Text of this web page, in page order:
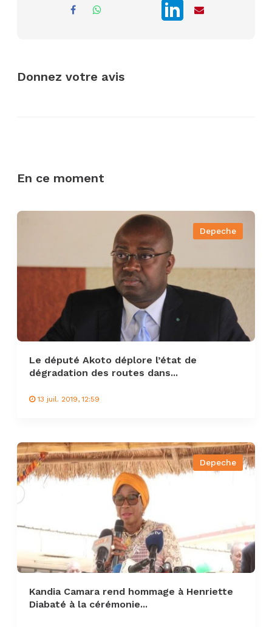
Donnez votre avis
En ce moment
Depeche
Le député Akoto déplore l’état de
dégradation des routes dans...
13 juil. 2019, 12:59
Depeche
Kandia Camara rend hommage à Henriette
Diabaté à la cérémonie...